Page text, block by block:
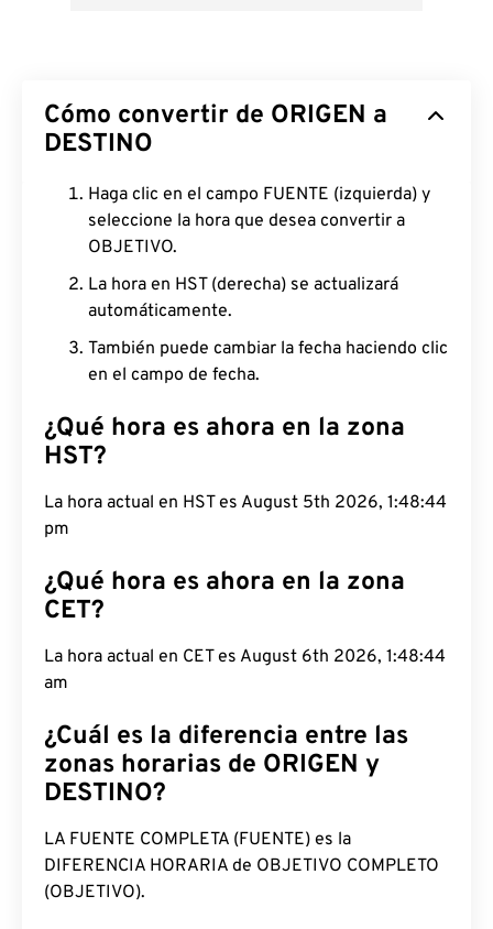
Cómo convertir de ORIGEN a
DESTINO
Haga clic en el campo FUENTE (izquierda) y
seleccione la hora que desea convertir a
OBJETIVO.
La hora en HST (derecha) se actualizará
automáticamente.
También puede cambiar la fecha haciendo clic
en el campo de fecha.
¿Qué hora es ahora en la zona
HST?
La hora actual en HST es August 5th 2026, 1:48:45
pm
¿Qué hora es ahora en la zona
CET?
La hora actual en CET es August 6th 2026, 1:48:45
am
¿Cuál es la diferencia entre las
zonas horarias de ORIGEN y
DESTINO?
LA FUENTE COMPLETA (FUENTE) es la
DIFERENCIA HORARIA de OBJETIVO COMPLETO
(OBJETIVO).